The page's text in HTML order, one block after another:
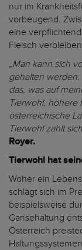
nur im
vorbeugend.
eine
Fleisch
„Man kann sich
gehalten
das, was auf
Tierwohl, höhere
österreichische
Tierwohl zahlt
Royer.
Tierwohl hat
Woher ein
schlägt sich im
beispielsweise
Gänsehaltung
Österreich